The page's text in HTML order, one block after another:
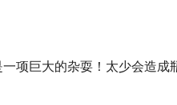
项巨大的杂耍！太少会造